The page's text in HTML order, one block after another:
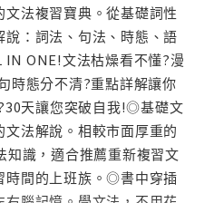
法複習寶典。從基礎詞性
：詞法、句法、時態、語
IN ONE!文法枯燥看不懂?漫
時態分不清?重點詳解讓你
天讓您突破自我!◎基礎文
法解說。相較市面厚重的
知識，適合推薦重新複習文
時間的上班族。◎書中穿插